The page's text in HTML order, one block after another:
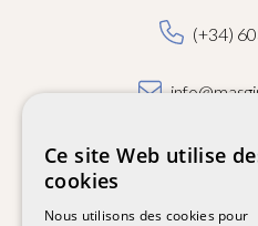
(+34)
Barri de
17246 Santa
Ce site Web utilise
cookies
Nous utilisons des cookies pour